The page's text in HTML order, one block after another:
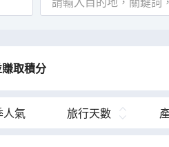
取積分
人氣 旅行天數